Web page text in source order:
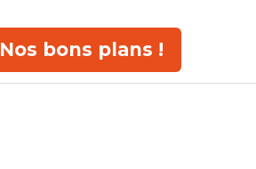
Nos bons plans !